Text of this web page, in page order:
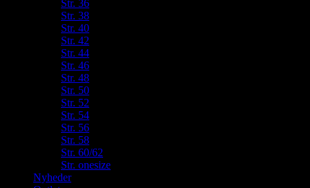
Str. 36
Str. 38
Str. 40
Str. 42
Str. 44
Str. 46
Str. 48
Str. 50
Str. 52
Str. 54
Str. 56
Str. 58
Str. 60/62
Str. onesize
Nyheder